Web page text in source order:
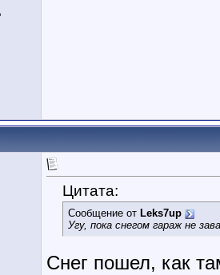
Цитата:
Сообщение от Leks7up
Угу, пока снегом гараж не
Снег пошел, как